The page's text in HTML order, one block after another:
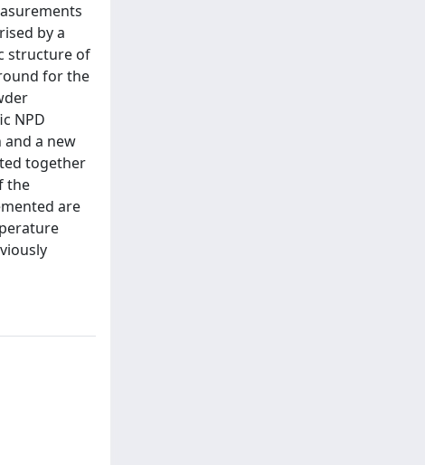
by a
structure of
for the
NPD
a new
together
the
are